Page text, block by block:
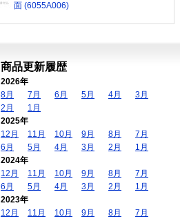
面 (6055A006)
商品更新履歴
2026年
8月
7月 6月 5月 4月
3月
2月
1月
2025年
12月
11月 10月 9月 8月
7月
6月
5月 4月 3月 2月
1月
2024年
12月
11月 10月 9月 8月
7月
6月
5月 4月 3月 2月
1月
2023年
12月
11月 10月 9月 8月
7月